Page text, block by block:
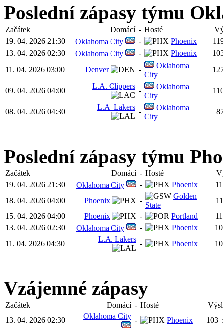
Poslední zápasy týmu
Začátek Domácí - Hosté
19. 04. 2026 21:30
Oklahoma City - Phoenix
13. 04. 2026 02:30
Oklahoma City - Phoenix
11. 04. 2026 03:00
Denver -
Oklahoma
City
09. 04. 2026 04:00
L.A. Clippers
-
Oklahoma
City
08. 04. 2026 04:30
L.A. Lakers
-
Oklahoma
City
Poslední zápasy týmu
Začátek Domácí - Hosté
19. 04. 2026 21:30
Oklahoma City - Phoenix
18. 04. 2026 04:00
Phoenix -
Golden
State
15. 04. 2026 04:00
Phoenix - Portland
13. 04. 2026 02:30
Oklahoma City - Phoenix
11. 04. 2026 04:30
L.A. Lakers
- Phoenix
Vzájemné zápasy
Začátek Domácí - Hosté
13. 04. 2026 02:30
Oklahoma City - Phoenix 103 :